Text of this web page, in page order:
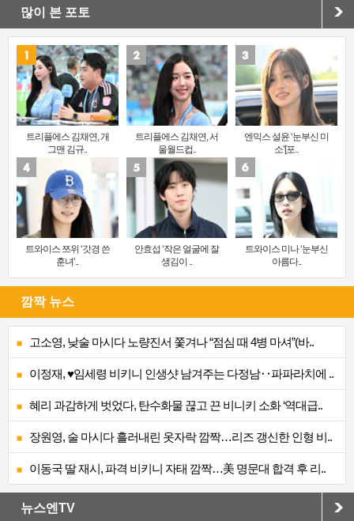
많이 본 포토
트리플에스 김채연, 개
그맨 김규..
트리플에스 김채연, 서
울월드컵..
엔믹스 설윤 ‘눈부신 미
소’[포..
트와이스 쯔위 ‘갓경 쓴
훈녀’..
안효섭 ‘작은 얼굴에 잘
생김이 ..
트와이스 미나 ‘눈부신
아름다..
깜짝 뉴스
고소영, 낮술 마시다 노량진서 쫓겨나 “점심 때 4병 마셔”(바..
이정재, ♥임세령 비키니 인생샷 남겨주는 다정남‥파파라치에 ..
혜리 과감하게 벗었다, 탄수화물 끊고 끈 비니키 소화 ‘역대급..
장원영, 술 마시다 흘러내린 옷자락 깜짝…리즈 갱신한 인형 비..
이동국 딸 재시, 파격 비키니 자태 깜짝…美 명문대 합격 후 리..
뉴스엔TV